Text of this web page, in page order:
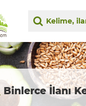
Binlerce İlanı